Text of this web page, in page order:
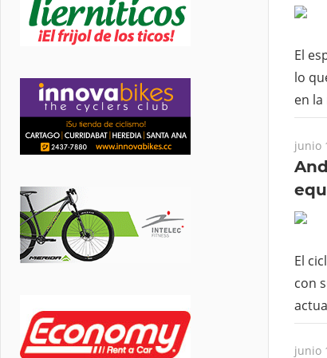
El
lo
en
junio
El
con
junio